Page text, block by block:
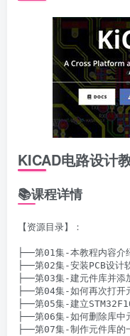
KICAD电路设计
📚课程详情
【资源目录】：
├──第01集-本教程内容
├──第02集-安装PCB设
├──第03集-建元件库并添
├──第04集-如何再次打
├──第05集-建立
├──第06集-如何删除库
├──第07集-制作元件库